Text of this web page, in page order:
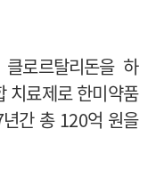
로르탈리돈을 하
치료제로 한미약품
간 총 120억 원을